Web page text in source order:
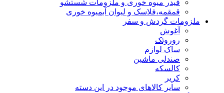
فیدر میوه خوری و ملزومات شستشو
قمقمه،فلاسک و لیوان آبمیوه خوری
ملزومات گردش و سفر
آغوش
روروئک
ساک لوازم
صندلی ماشین
کالسکه
کریر
سایر کالاهای موجود در این دسته